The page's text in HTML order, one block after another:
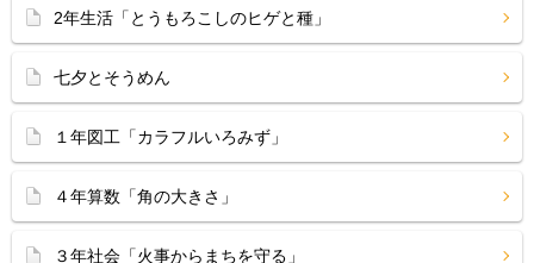
2年生活「とうもろこしのヒゲと種」
七夕とそうめん
１年図工「カラフルいろみず」
４年算数「角の大きさ」
３年社会「火事からまちを守る」